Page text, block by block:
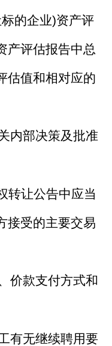
的企业)资产评
产评估报告中总
估值和相对应的
内部决策及批准
转让公告中应当
接受的主要交易
价款支付方式和
有无继续聘用要